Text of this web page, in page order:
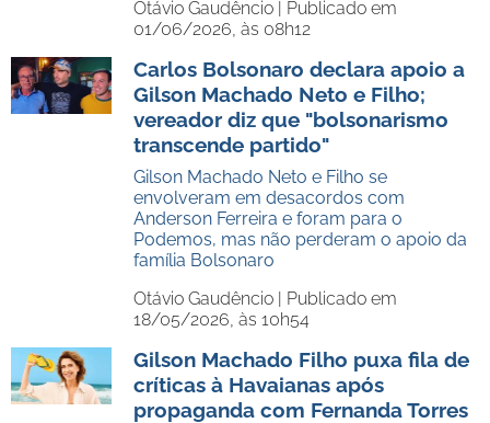
Otávio Gaudêncio | Publicado em
01/06/2026, às 08h12
Carlos Bolsonaro declara apoio a
Gilson Machado Neto e Filho;
vereador diz que "bolsonarismo
transcende partido"
Gilson Machado Neto e Filho se
envolveram em desacordos com
Anderson Ferreira e foram para o
Podemos, mas não perderam o apoio da
família Bolsonaro
Otávio Gaudêncio | Publicado em
18/05/2026, às 10h54
Gilson Machado Filho puxa fila de
críticas à Havaianas após
propaganda com Fernanda Torres